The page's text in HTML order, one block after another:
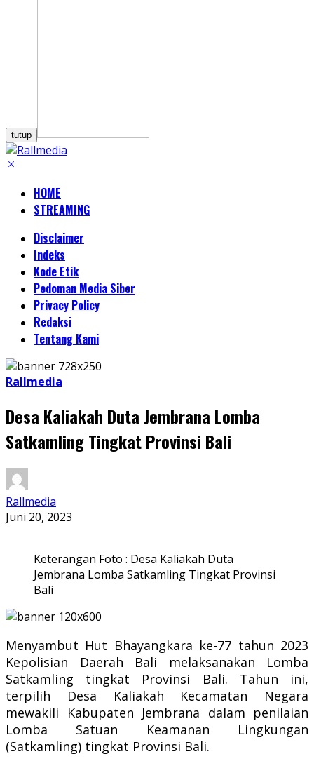
tutup
HOME
STREAMING
Disclaimer
Indeks
Kode Etik
Pedoman Media Siber
Privacy Policy
Redaksi
Tentang Kami
Rallmedia
Desa Kaliakah Duta Jembrana Lomba
Satkamling Tingkat Provinsi Bali
Rallmedia
Juni 20, 2023
Keterangan Foto : Desa Kaliakah Duta
Jembrana Lomba Satkamling Tingkat Provinsi
Bali
Menyambut Hut Bhayangkara ke-77 tahun 2023
Kepolisian Daerah Bali melaksanakan Lomba
Satkamling tingkat Provinsi Bali. Tahun ini,
terpilih Desa Kaliakah Kecamatan Negara
mewakili Kabupaten Jembrana dalam penilaian
Lomba Satuan Keamanan Lingkungan
(Satkamling) tingkat Provinsi Bali.